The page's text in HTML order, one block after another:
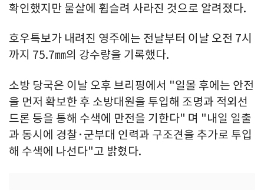
확인했지만 물살에 휩슬려 사라진 것으로 알려졌다.
호우특보가 내려진 영주에는 전날부터 이날 오전 7시
까지 75.7㎜의 강수량을 기록했다.
소방 당국은 이날 오후 브리핑에서 "일몰 후에는 안전
을 먼저 확보한 후 소방대원을 투입해 조명과 적외선
드론 등을 통해 수색에 만전을 기한다" 며 "내일 일출
과 동시에 경찰·군부대 인력과 구조견을 추가로 투입
해 수색에 나선다"고 밝혔다.